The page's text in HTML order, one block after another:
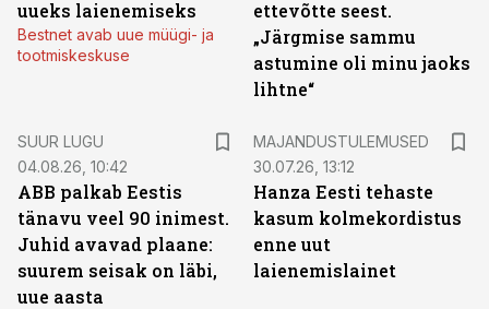
uueks laienemiseks
Bestnet avab uue müügi- ja
tootmiskeskuse
ettevõtte seest.
„Järgmise sammu
astumine oli minu jaoks
lihtne“
SUUR LUGU
04.08.26, 10:42
ABB palkab Eestis
tänavu veel 90 inimest.
Juhid avavad plaane:
suurem seisak on läbi,
uue aasta
MAJANDUSTULEMUSED
30.07.26, 13:12
Hanza Eesti tehaste
kasum kolmekordistus
enne uut
laienemislainet